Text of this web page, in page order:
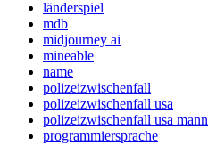
länderspiel
mdb
midjourney ai
mineable
name
polizeizwischenfall
polizeizwischenfall usa
polizeizwischenfall usa mann
programmiersprache